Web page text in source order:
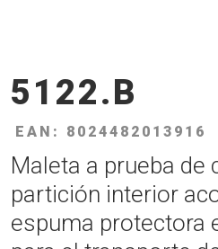
5122.B
EAN: 8024482013916
Maleta a prueba de
partición interior
espuma protectora